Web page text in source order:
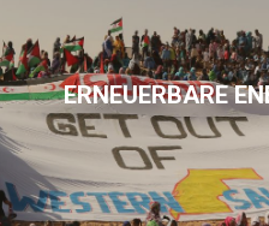
ERNEUERBARE